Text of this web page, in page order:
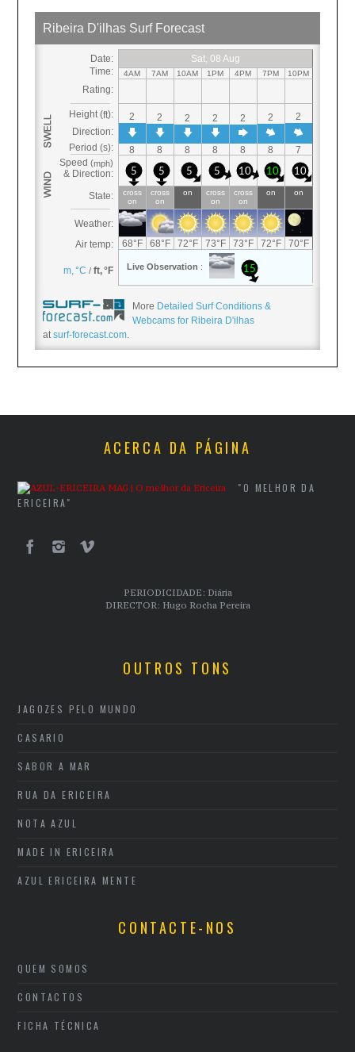
More Detailed Surf Conditions &
Webcams for Ribeira D'ilhas
atsurf-forecast.com.
ACERCA DA PÁGINA
"O MELHOR DA
ERICEIRA"
PERIODICIDADE: Diária
DIRECTOR: Hugo Rocha Pereira
OUTROS TONS
JAGOZES PELO MUNDO
CASARIO
SABOR A MAR
RUA DA ERICEIRA
NOTA AZUL
MADE IN ERICEIRA
AZUL ERICEIRA MENTE
CONTACTE-NOS
QUEM SOMOS
CONTACTOS
FICHA TÉCNICA